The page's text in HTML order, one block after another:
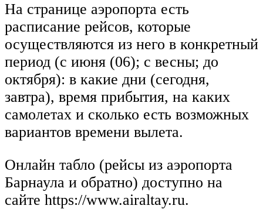
На странице аэропорта есть
расписание рейсов, которые
осуществляются из него в конкретный
период (с июня (06); с весны; до
октября): в какие дни (сегодня,
завтра), время прибытия, на каких
самолетах и сколько есть возможных
вариантов времени вылета.
Онлайн табло (рейсы из аэропорта
Барнаула и обратно) доступно на
сайте https://www.airaltay.ru.